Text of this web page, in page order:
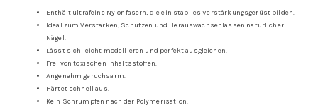
Enthält ultrafeine Nylonfasern, die ein stabiles Verstärkungsgerüst bilden.
Ideal zum Verstärken, Schützen und Herauswachsenlassen natürlicher
Nägel.
Lässt sich leicht modellieren und perfekt ausgleichen.
Frei von toxischen Inhaltsstoffen.
Angenehm geruchsarm.
Härtet schnell aus.
Kein Schrumpfen nach der Polymerisation.